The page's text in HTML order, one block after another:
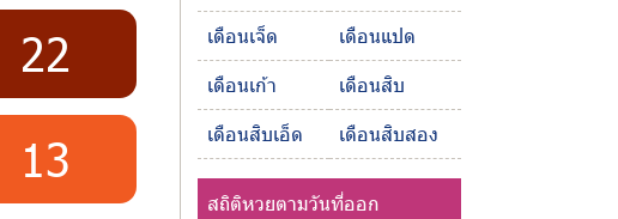
22
13
เดือนเจ็ด
เดือนแปด
เดือนเก้า
เดือนสิบ
เดือนสิบเอ็ด
เดือนสิบสอง
สถิติหวยตามวันที่ออก